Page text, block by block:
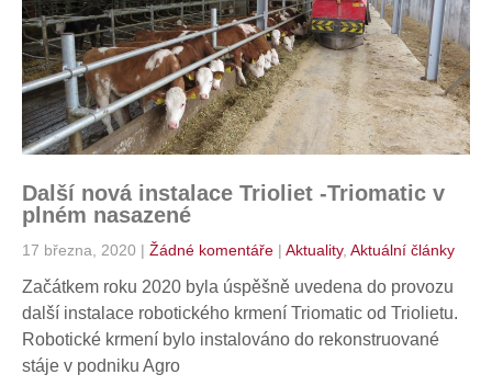
Další nová instalace Trioliet -Triomatic v
plném nasazené
17 března, 2020 | Žádné komentáře | Aktuality, Aktuální články
Začátkem roku 2020 byla úspěšně uvedena do provozu
další instalace robotického krmení Triomatic od Triolietu.
Robotické krmení bylo instalováno do rekonstruované
stáje v podniku Agro